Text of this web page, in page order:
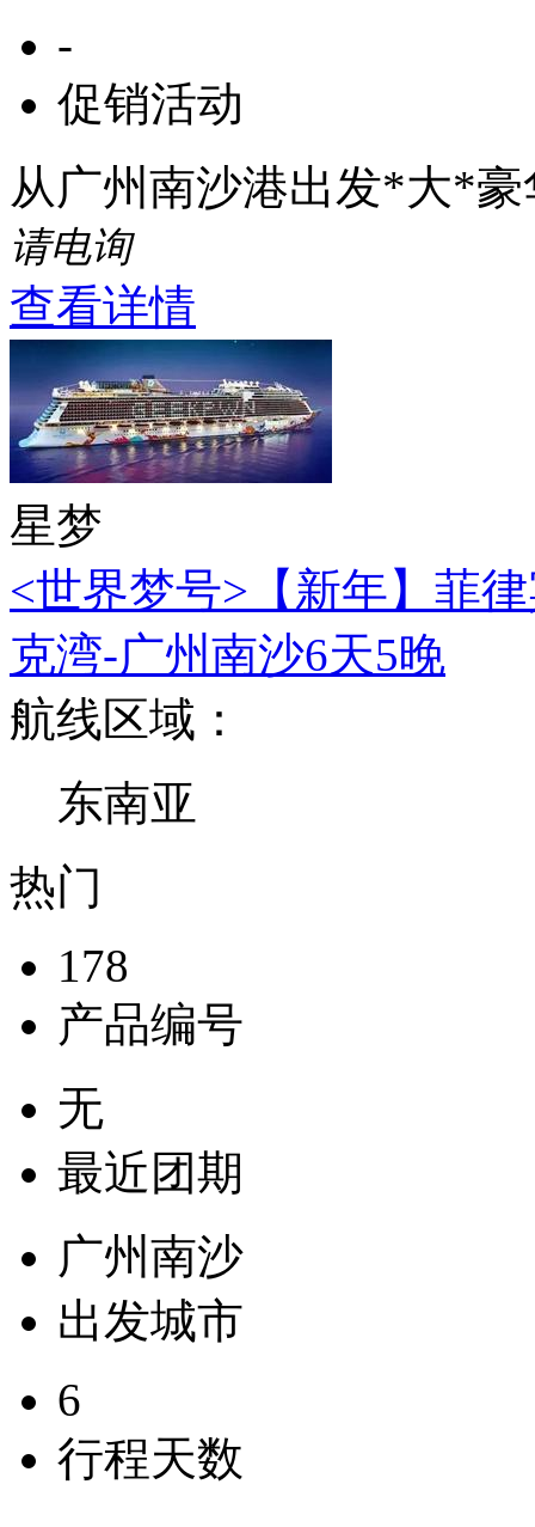
-
促销活动
从广州南沙港出发*大*
请电询
查看详情
星梦
<世界梦号>【新年】菲
克湾-广州南沙6天5晚
航线区域：
东南亚
热门
178
产品编号
无
最近团期
广州南沙
出发城市
6
行程天数